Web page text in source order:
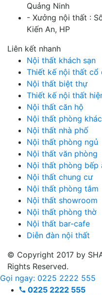
Quảng Ninh
- Xưởng nội thất :
Kiến An, HP
Liên kết nhanh
Nội thất khách sạn
Thiết kế nội thất cổ
Nội thất biệt thự
Thiết kế nội thất
Nội thất căn hộ
Nội thất phòng
Nội thất nhà phố
Nội thất phòng ngủ
Nội thất văn phòng
Nội thất phòng bếp
Nội thất chung cư
Nội thất phòng tắm
Nội thất showroom
Nội thất phòng thờ
Nội thất bar-cafe
Diễn đàn nội thất
© Copyright 2017 by
Rights Reserved.
Gọi ngay: 0225 2222 555
0225 2222 555